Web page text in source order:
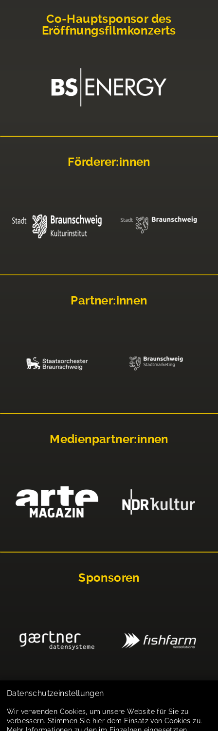
Co-Hauptsponsor des
Eröffnungsfilmkonzerts
Förderer:innen
Partner:innen
Medienpartner:innen
Sponsoren
Impressum
Datenschutz
Datenschutzeinstellungen
Wir verwenden Cookies, um unsere Website für Sie zu
verbessern. Stimmen Sie hier dem Einsatz von Cookies zu.